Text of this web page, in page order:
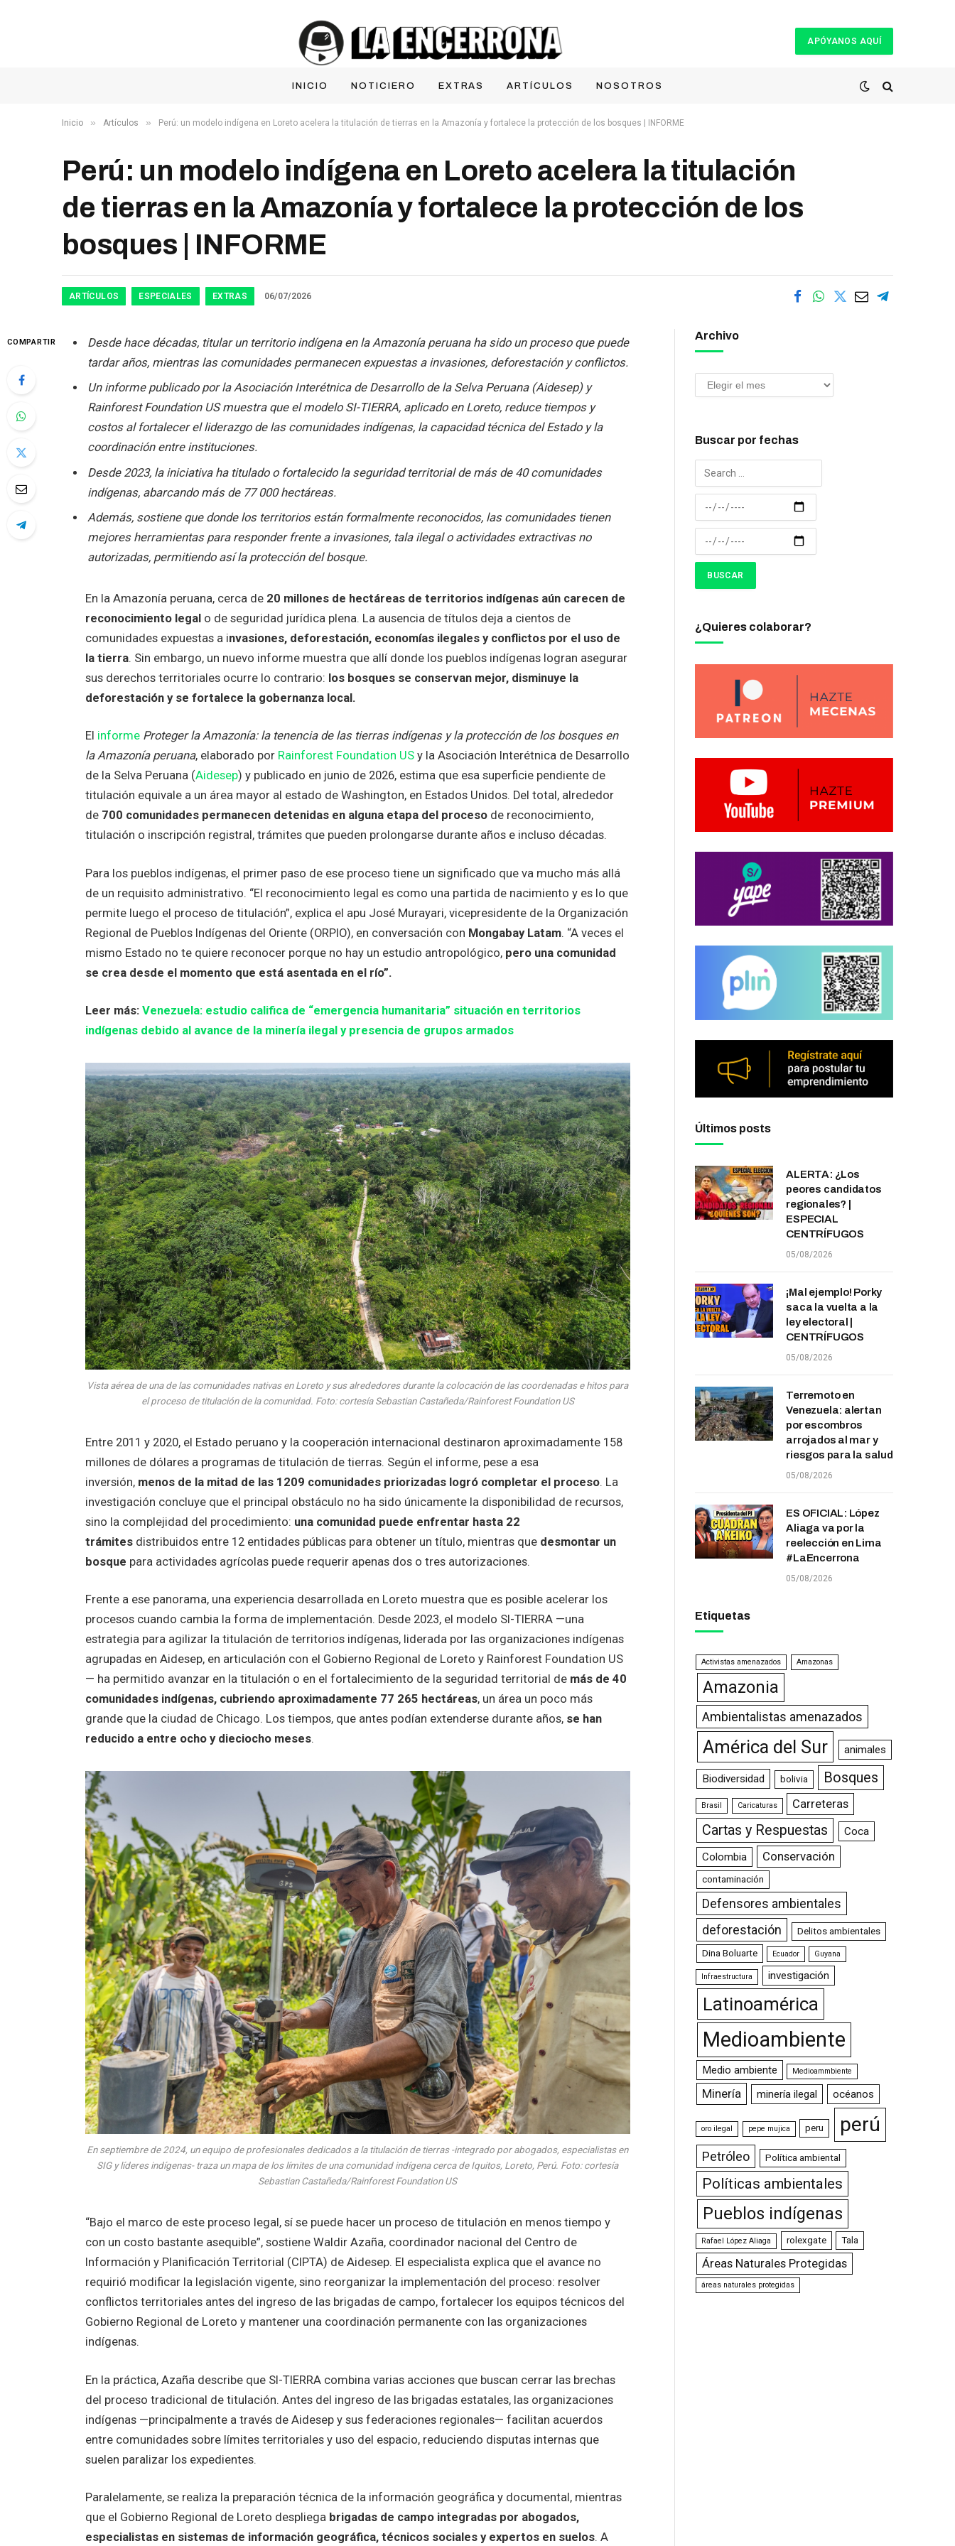
APÓYANOS AQUÍ
INICIO NOTICIERO EXTRAS ARTÍCULOS NOSOTROS
Inicio » Artículos » Perú: un modelo indígena en Loreto acelera la titulación de tierras en la Amazonía y fortalece la protección de los bosques | INFORME
Perú: un modelo indígena en Loreto acelera la titulación
de tierras en la Amazonía y fortalece la protección de los
bosques | INFORME
ARTÍCULOS ESPECIALES EXTRAS 06/07/2026
COMPARTIR
Desde hace décadas, titular un territorio indígena en la Amazonía peruana ha sido un proceso que puede
tardar años, mientras las comunidades permanecen expuestas a invasiones, deforestación y conflictos.
Un informe publicado por la Asociación Interétnica de Desarrollo de la Selva Peruana (Aidesep) y
Rainforest Foundation US muestra que el modelo SI-TIERRA, aplicado en Loreto, reduce tiempos y
costos al fortalecer el liderazgo de las comunidades indígenas, la capacidad técnica del Estado y la
coordinación entre instituciones.
Desde 2023, la iniciativa ha titulado o fortalecido la seguridad territorial de más de 40 comunidades
indígenas, abarcando más de 77 000 hectáreas.
Además, sostiene que donde los territorios están formalmente reconocidos, las comunidades tienen
mejores herramientas para responder frente a invasiones, tala ilegal o actividades extractivas no
autorizadas, permitiendo así la protección del bosque.
En la Amazonía peruana, cerca de 20 millones de hectáreas de territorios indígenas aún carecen de
reconocimiento legalo de seguridad jurídica plena. La ausencia de títulos deja a cientos de
comunidades expuestas a invasiones, deforestación, economías ilegales y conflictos por el uso de
la tierra. Sin embargo, un nuevo informe muestra que allí donde los pueblos indígenas logran asegurar
sus derechos territoriales ocurre lo contrario: los bosques se conservan mejor, disminuye la
deforestación y se fortalece la gobernanza local.
El informe Proteger la Amazonía: la tenencia de las tierras indígenas y la protección de los bosques en
la Amazonía peruana, elaborado por Rainforest Foundation USy la Asociación Interétnica de Desarrollo
de la Selva Peruana (Aidesep) y publicado en junio de 2026, estima que esa superficie pendiente de
titulación equivale a un área mayor al estado de Washington, en Estados Unidos. Del total, alrededor
de 700 comunidades permanecen detenidas en alguna etapa del procesode reconocimiento,
titulación o inscripción registral, trámites que pueden prolongarse durante años e incluso décadas.
Para los pueblos indígenas, el primer paso de ese proceso tiene un significado que va mucho más allá
de un requisito administrativo. “El reconocimiento legal es como una partida de nacimiento y es lo que
permite luego el proceso de titulación”, explica el apu José Murayari, vicepresidente de la Organización
Regional de Pueblos Indígenas del Oriente (ORPIO), en conversación con Mongabay Latam. “A veces el
mismo Estado no te quiere reconocer porque no hay un estudio antropológico, pero una comunidad
se crea desde el momento que está asentada en el río”.
Leer más: Venezuela: estudio califica de “emergencia humanitaria” situación en territorios
indígenas debido al avance de la minería ilegal y presencia de grupos armados
Vista aérea de una de las comunidades nativas en Loreto y sus alrededores durante la colocación de las coordenadas e hitos para
el proceso de titulación de la comunidad. Foto: cortesía Sebastian Castañeda/Rainforest Foundation US
Entre 2011 y 2020, el Estado peruano y la cooperación internacional destinaron aproximadamente 158
millones de dólares a programas de titulación de tierras. Según el informe, pese a esa
inversión, menos de la mitad de las 1209 comunidades priorizadas logró completar el proceso. La
investigación concluye que el principal obstáculo no ha sido únicamente la disponibilidad de recursos,
sino la complejidad del procedimiento: una comunidad puede enfrentar hasta 22
trámitesdistribuidos entre 12 entidades públicas para obtener un título, mientras que desmontar un
bosque para actividades agrícolas puede requerir apenas dos o tres autorizaciones.
Frente a ese panorama, una experiencia desarrollada en Loreto muestra que es posible acelerar los
procesos cuando cambia la forma de implementación. Desde 2023, el modelo SI-TIERRA —una
estrategia para agilizar la titulación de territorios indígenas, liderada por las organizaciones indígenas
agrupadas en Aidesep, en articulación con el Gobierno Regional de Loreto y Rainforest Foundation US
— ha permitido avanzar en la titulación o en el fortalecimiento de la seguridad territorial de más de 40
comunidades indígenas, cubriendo aproximadamente 77 265 hectáreas, un área un poco más
grande que la ciudad de Chicago. Los tiempos, que antes podían extenderse durante años, se han
reducido a entre ocho y dieciocho meses.
En septiembre de 2024, un equipo de profesionales dedicados a la titulación de tierras -integrado por abogados, especialistas en
SIG y líderes indígenas- traza un mapa de los límites de una comunidad indígena cerca de Iquitos, Loreto, Perú. Foto: cortesía
Sebastian Castañeda/Rainforest Foundation US
“Bajo el marco de este proceso legal, sí se puede hacer un proceso de titulación en menos tiempo y
con un costo bastante asequible”, sostiene Waldir Azaña, coordinador nacional del Centro de
Información y Planificación Territorial (CIPTA) de Aidesep. El especialista explica que el avance no
requirió modificar la legislación vigente, sino reorganizar la implementación del proceso: resolver
conflictos territoriales antes del ingreso de las brigadas de campo, fortalecer los equipos técnicos del
Gobierno Regional de Loreto y mantener una coordinación permanente con las organizaciones
indígenas.
En la práctica, Azaña describe que SI-TIERRA combina varias acciones que buscan cerrar las brechas
del proceso tradicional de titulación. Antes del ingreso de las brigadas estatales, las organizaciones
indígenas —principalmente a través de Aidesep y sus federaciones regionales— facilitan acuerdos
entre comunidades sobre límites territoriales y uso del espacio, reduciendo disputas internas que
suelen paralizar los expedientes.
Paralelamente, se realiza la preparación técnica de la información geográfica y documental, mientras
que el Gobierno Regional de Loreto despliega brigadas de campo integradas por abogados,
especialistas en sistemas de información geográfica, técnicos sociales y expertos en suelos. A
Archivo
Buscar por fechas
¿Quieres colaborar?
Últimos posts
ALERTA: ¿Los
peores candidatos
regionales? |
ESPECIAL
CENTRÍFUGOS
05/08/2026
¡Mal ejemplo! Porky
saca la vuelta a la
ley electoral |
CENTRÍFUGOS
05/08/2026
Terremoto en
Venezuela: alertan
por escombros
arrojados al mar y
riesgos para la salud
05/08/2026
ES OFICIAL: López
Aliaga va por la
reelección en Lima
#LaEncerrona
05/08/2026
Etiquetas
Activistas amenazados Amazonas
Amazonia
Ambientalistas amenazados
América del Sur animales
Biodiversidad bolivia Bosques
Brasil Caricaturas Carreteras
Cartas y Respuestas
Coca
Colombia
Conservación
contaminación
Defensores ambientales
deforestación
Delitos ambientales
Dina Boluarte Ecuador Guyana
Infraestructura investigación
Latinoamérica
Medioambiente
Medio ambiente Medioammbiente
Minería minería ilegal océanos
oro ilegal pepe mujica peru perú
Petróleo Política ambiental
Políticas ambientales
Pueblos indígenas
Rafael López Aliaga rolexgate Tala
Áreas Naturales Protegidas
áreas naturales protegidas